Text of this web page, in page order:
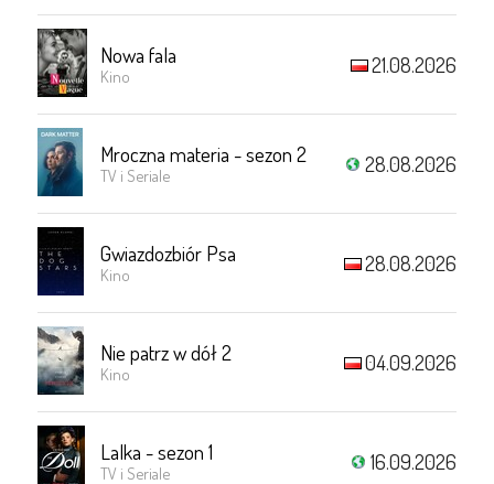
Nowa fala
Kino 21.08.2026
Mroczna materia - sezon 2
TV i Seriale 28.08.2026
Gwiazdozbiór Psa
Kino 28.08.2026
Nie patrz w dół 2
Kino 04.09.2026
Lalka - sezon 1
TV i Seriale 16.09.2026